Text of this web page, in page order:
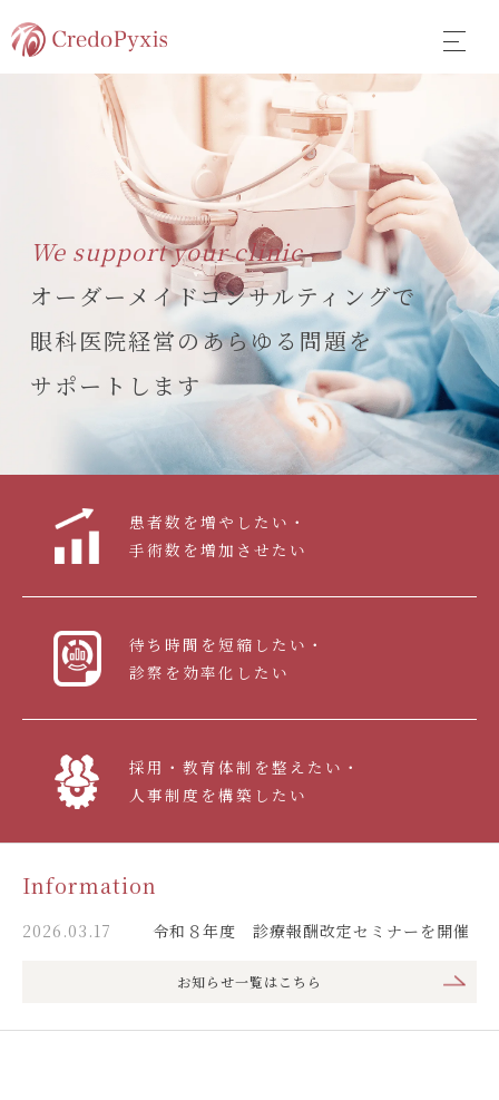
We support your clinic
オーダーメイドコンサルティングで
眼科医院経営のあらゆる問題を
サポートします
患者数を増やしたい・
手術数を増加させたい
待ち時間を短縮したい・
診察を効率化したい
採用・教育体制を整えたい・
人事制度を構築したい
Information
2026.03.17 令和８年度 診療報酬改定セミナーを開催
お知らせ一覧はこちら